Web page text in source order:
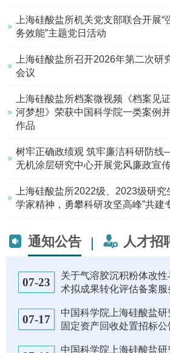
上海硅酸盐所机关党支部联合开展“
务效能”主题党日活动
上海硅酸盐所召开2026年第二次研
会议
上海硅酸盐所档案微视频《档案见
河梦想》荣获中国科学院一类案例
作品
树牢正确政绩观 筑牢廉洁科研防
无机涂层研究中心开展党风廉政宣
上海硅酸盐所2022级、2023级研
学家精神，勇攀科研攻坚高峰”共建
通知公告 人才招
07-23
关于气溶胶沉积粉体改
术拟成果转化评估备案
07-17
中国科学院上海硅酸盐
固定资产回收处置招标公
中国科学院上海硅酸盐